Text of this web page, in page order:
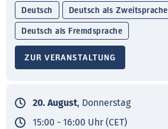
Deutsch Deutsch als Zweitsprache
Deutsch als Fremdsprache
ZUR VERANSTALTUNG
20. August, Donnerstag
15:00 - 16:00 Uhr (CET)